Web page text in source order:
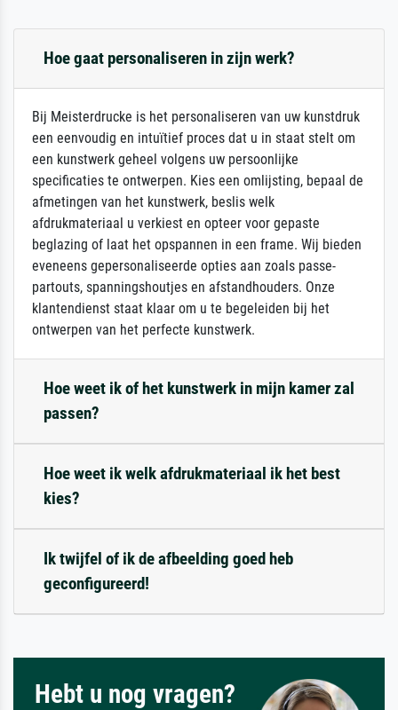
Hoe gaat personaliseren in zijn werk?
Bij Meisterdrucke is het personaliseren van uw kunstdruk
een eenvoudig en intuïtief proces dat u in staat stelt om
een kunstwerk geheel volgens uw persoonlijke
specificaties te ontwerpen. Kies een omlijsting, bepaal de
afmetingen van het kunstwerk, beslis welk
afdrukmateriaal u verkiest en opteer voor gepaste
beglazing of laat het opspannen in een frame. Wij bieden
eveneens gepersonaliseerde opties aan zoals passe-
partouts, spanningshoutjes en afstandhouders. Onze
klantendienst staat klaar om u te begeleiden bij het
ontwerpen van het perfecte kunstwerk.
Hoe weet ik of het kunstwerk in mijn kamer zal
passen?
Hoe weet ik welk afdrukmateriaal ik het best
kies?
Ik twijfel of ik de afbeelding goed heb
geconfigureerd!
Hebt u nog vragen?